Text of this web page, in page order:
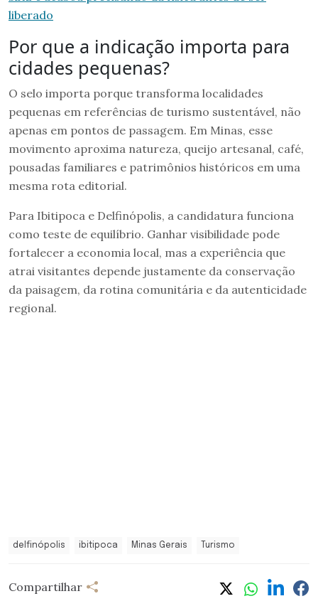
liberado
Por que a indicação importa para
cidades pequenas?
O selo importa porque transforma localidades
pequenas em referências de turismo sustentável, não
apenas em pontos de passagem. Em Minas, esse
movimento aproxima natureza, queijo artesanal, café,
pousadas familiares e patrimônios históricos em uma
mesma rota editorial.
Para Ibitipoca e Delfinópolis, a candidatura funciona
como teste de equilíbrio. Ganhar visibilidade pode
fortalecer a economia local, mas a experiência que
atrai visitantes depende justamente da conservação
da paisagem, da rotina comunitária e da autenticidade
regional.
delfinópolis ibitipoca Minas Gerais Turismo
Compartilhar